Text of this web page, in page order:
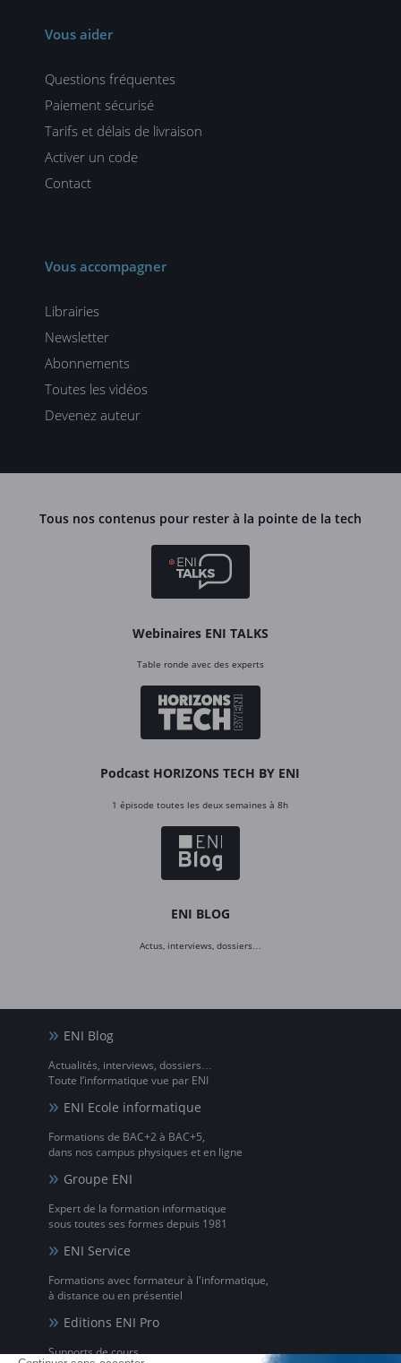
Vous aider
Questions fréquentes
Paiement sécurisé
Tarifs et délais de livraison
Activer un code
Contact
Vous accompagner
Librairies
Newsletter
Abonnements
Toutes les vidéos
Devenez auteur
Tous nos contenus pour rester à la pointe de la tech
Webinaires ENI TALKS
Table ronde avec des experts
Podcast HORIZONS TECH BY ENI
1 épisode toutes les deux semaines à 8h
ENI BLOG
Actus, interviews, dossiers…
ENI Blog
Actualités, interviews, dossiers…
Toute l’informatique vue par ENI
ENI Ecole informatique
Formations de BAC+2 à BAC+5,
dans nos campus physiques et en ligne
Groupe ENI
Expert de la formation informatique
sous toutes ses formes depuis 1981
ENI Service
Formations avec formateur à l'informatique,
à distance ou en présentiel
Editions ENI Pro
Supports de cours